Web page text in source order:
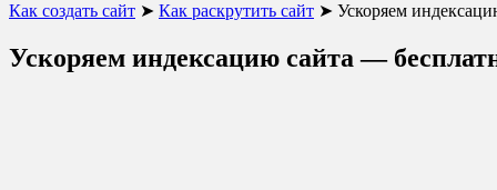
Как создать сайт ➤ Как раскрутить сайт ➤ Ускоряем
Ускоряем индексацию сайта —